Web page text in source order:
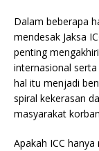
Dalam beberapa
mendesak Jaksa
penting
internasional
hal itu menjadi
spiral kekerasan
masyarakat
Apakah ICC